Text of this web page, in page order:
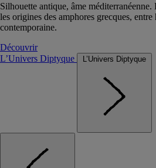
Silhouette antique, âme
les origines des amphores grecques,
contemporaine.
Découvrir
L’Univers Diptyque
L’Univers Diptyque